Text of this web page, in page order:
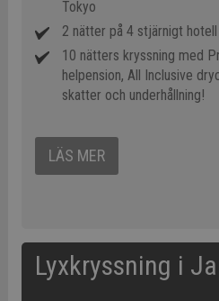
Tokyo
2 nätter på 4 stjärnigt
10 nätters kryssning med
helpension, All Inclusive
skatter och underhållning!
LÄS MER
Lyxkryssning i